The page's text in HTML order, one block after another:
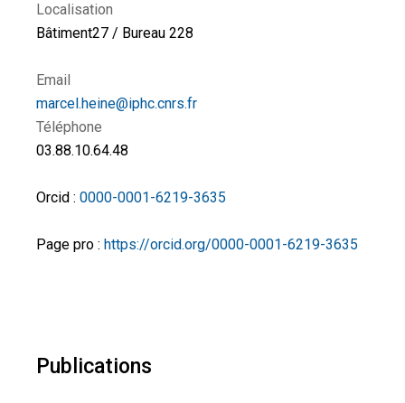
Localisation
Bâtiment27 / Bureau 228
Email
marcel.heine@iphc.cnrs.fr
Téléphone
03.88.10.64.48
Orcid : 0000-0001-6219-3635
Page pro : https://orcid.org/0000-0001-6219-3635
Publications